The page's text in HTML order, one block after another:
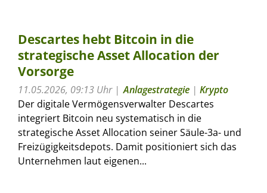
Descartes hebt Bitcoin in die
strategische Asset Allocation der
Vorsorge
11.05.2026, 09:13 Uhr Anlagestrategie | Krypto
Der digitale Vermögensverwalter Descartes
integriert Bitcoin neu systematisch in die
strategische Asset Allocation seiner Säule-3a- und
Freizügigkeitsdepots. Damit positioniert sich das
Unternehmen laut eigenen...